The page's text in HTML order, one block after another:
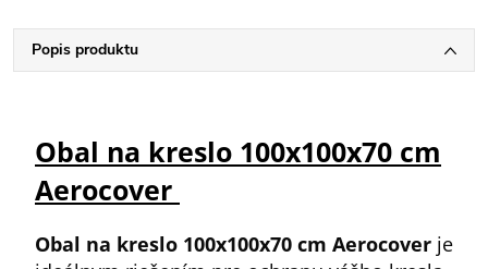
Popis produktu
Obal na kreslo 100x100x70 cm
Aerocover
Obal na kreslo 100x100x70 cm Aerocover je